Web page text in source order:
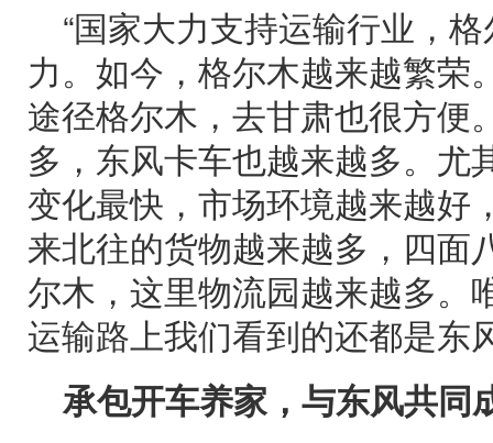
“国家大力支持运输行业，
力。如今，格尔木越来越繁荣
途径格尔木，去甘肃也很方便
多，东风卡车也越来越多。尤
变化最快，市场环境越来越好
来北往的货物越来越多，四面
尔木，这里物流园越来越多。
运输路上我们看到的还都是东
承包开车养家，与东风共同